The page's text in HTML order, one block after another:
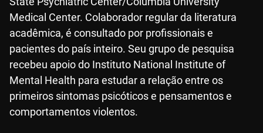
Medical Center. Colaborador regular da literatura
acadêmica, é consultado por profissionais e
pacientes do país inteiro. Seu grupo de pesquisa
recebeu apoio do Instituto National Institute of
Mental Health para estudar a relação entre os
primeiros sintomas psicóticos e pensamentos e
comportamentos violentos.